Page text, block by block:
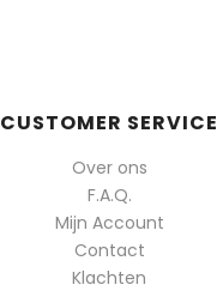
CUSTOMER SERVICE
Over ons
F.A.Q.
Mijn Account
Contact
Klachten